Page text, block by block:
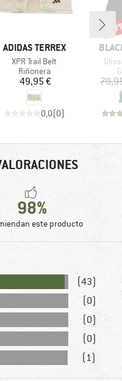
MARCA
ADIDAS TERREX
Artículo
XPR Trail Belt
Product group
Riñonera
Precio
49,95 €
0,0(0)
98%
este producto
(43)
(0)
(0)
(0)
(1)